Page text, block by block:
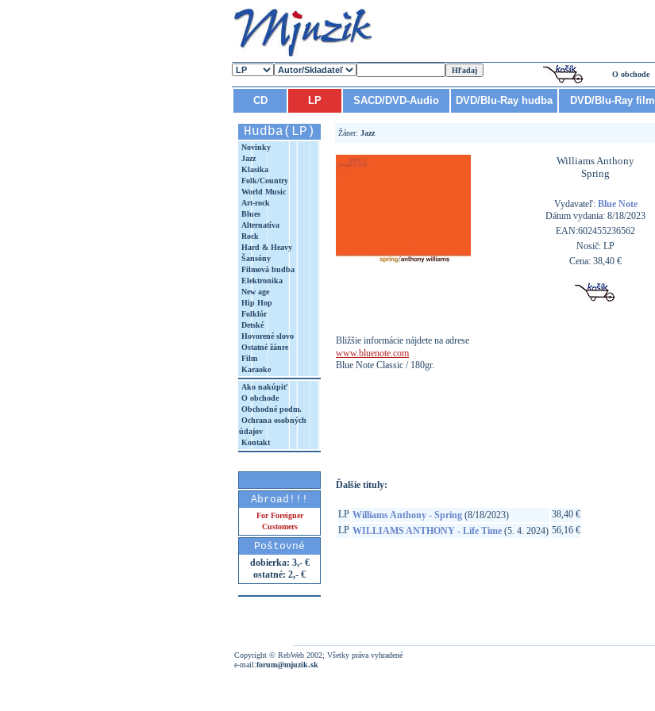
O obchode
CD LP SACD/DVD-Audio DVD/Blu-Ray hudba DVD/Blu-Ray film
Hudba(LP)
Novinky
Jazz
Klasika
Folk/Country
World Music
Art-rock
Blues
Alternatíva
Rock
Hard & Heavy
Šansóny
Filmová hudba
Elektronika
New age
Hip Hop
Folklór
Detské
Hovorené slovo
Ostatné žánre
Film
Karaoke
Ako nakúpiť
O obchode
Obchodné podm.
Ochrana osobných
údajov
Kontakt
Abroad!!!
For Foreigner
Customers
Poštovné
dobierka: 3,- €
ostatné: 2,- €
Žáner: Jazz
Williams Anthony
Spring
Vydavateľ: Blue Note
Dátum vydania: 8/18/2023
EAN:602455236562
Nosič: LP
Cena: 38,40 €
Bližšie informácie nájdete na adrese
www.bluenote.com
Blue Note Classic / 180gr.
Ďalšie tituly:
LP Williams Anthony - Spring (8/18/2023)
38,40 €
LP WILLIAMS ANTHONY - Life Time (5. 4. 2024) 56,16 €
Copyright © RebWeb 2002; Všetky práva vyhradené
e-mail:forum@mjuzik.sk